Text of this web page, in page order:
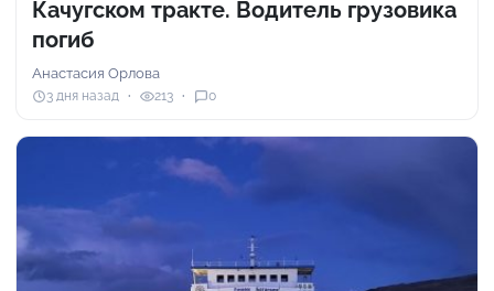
Качугском тракте. Водитель грузовика
погиб
Анастасия Орлова
3 дня назад 213 0